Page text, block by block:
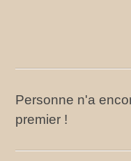
Personne n'a
premier !